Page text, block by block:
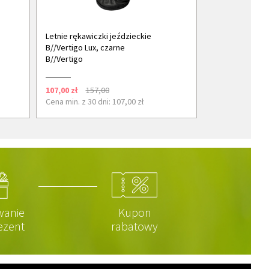
Letnie rękawiczki jeździeckie
B//Vertigo Lux, czarne
B//Vertigo
107,00 zł
157,00
Cena min. z 30 dni: 107,00 zł
Kupon
rabatowy